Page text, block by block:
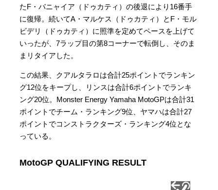
たF・バニャイア（ドゥカティ）の後退により16番手
に復帰。続いてA・マルケス（ドゥカティ）とF・モル
ビデリ（ドゥカティ）に照準を定めてペースを上げて
いったが、7ラップ目の第8コーナーで転倒し、そのま
まリタイアした。
この結果、クアルタラロは合計25ポイントでランキン
グ12位をキープし、リンスは合計6ポイントでランキ
ング20位。Monster Energy Yamaha MotoGPは合計31
ポイントでチーム・ランキング9位、ヤマハは合計27
ポイントでコンストラクターズ・ランキング4位とな
っている。
MotoGP QUALIFYING RESULT